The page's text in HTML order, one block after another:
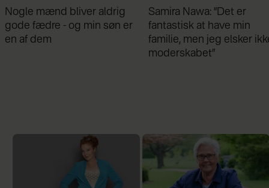
Samira Nawa: ”Det er
fantastisk at have min
familie, men jeg elsker ikke
Jeg valgte at blive skilt
min mand - da jeg en dag
gik forbi hans hus, fik jeg
chok